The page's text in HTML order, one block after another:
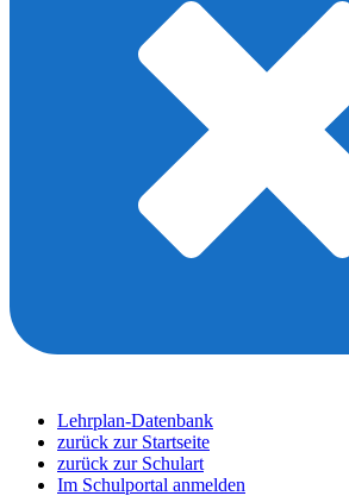
Lehrplan-Datenbank
zurück zur Startseite
zurück zur Schulart
Im Schulportal anmelden